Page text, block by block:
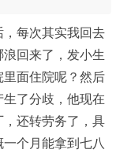
，每次其实我回去
回来了，发小生
面住院呢？然后
了分歧，他现在
还转劳务了，具
个月能拿到七八